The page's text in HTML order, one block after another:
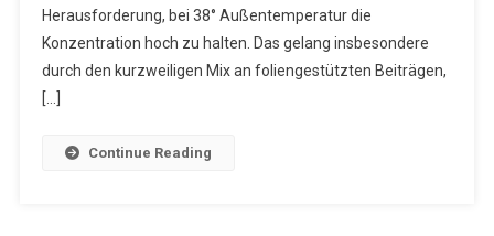
Herausforderung, bei 38° Außentemperatur die
Konzentration hoch zu halten. Das gelang insbesondere
durch den kurzweiligen Mix an foliengestützten Beiträgen,
[…]
Continue Reading